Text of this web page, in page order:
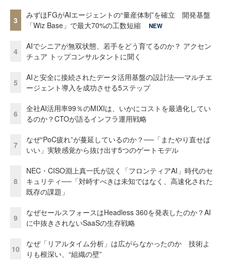
3
みずほFGがAIエージェントの“量産体制”を確立 開発基盤
「Wiz Base」で最大70%の工数短縮
NEW
4
AIでシニアが無双状態、若手をどう育てるのか？ アクセン
チュア トップコンサルタントに聞く
5
AIと安全に接続されたデータ活用基盤の設計法──マルチエ
ージェント導入を成功させる5ステップ
6
全社AI活用率99％のMIXIは、いかにコストを最適化してい
るのか？CTOが語るインフラ運用戦略
7
なぜ“PoC疲れ”が蔓延しているのか？──「またやり直せば
いい」実験感覚から抜け出す5つのゲートモデル
8
NEC・CISO淵上真一氏が説く「フロンティアAI」時代のセ
キュリティ──「対峙すべきは未知ではなく、高速化された
既存の課題」
9
なぜセールスフォースはHeadless 360を発表したのか？AI
に中抜きされないSaaSの生存戦略
10
なぜ「リアルタイム分析」は広がらなかったのか 技術よ
りも根深い、“組織の壁”